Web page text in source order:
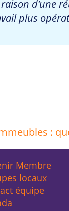
d’une
plus
:
Membre
locaux
équipe